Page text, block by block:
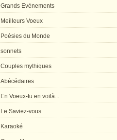
Grands Evénements
Meilleurs Voeux
Poésies du Monde
sonnets
Couples mythiques
Abécédaires
En Voeux-tu en voilà...
Le Saviez-vous
Karaoké